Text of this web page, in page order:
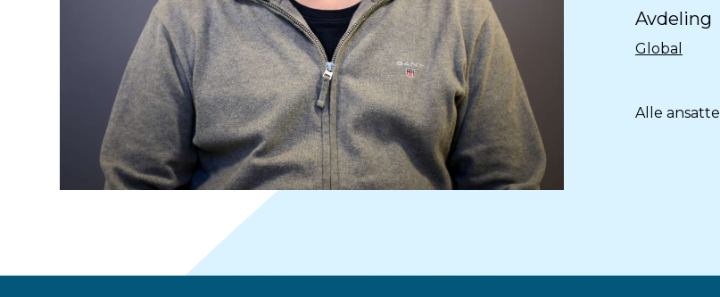
Avdeling
Global
Alle ansatte